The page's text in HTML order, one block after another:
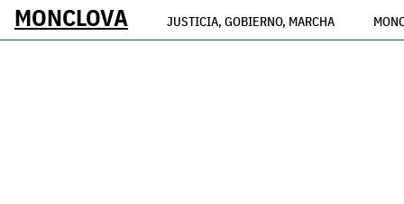
MONCLOVA JUSTICIA, GOBIERNO, MARCHA